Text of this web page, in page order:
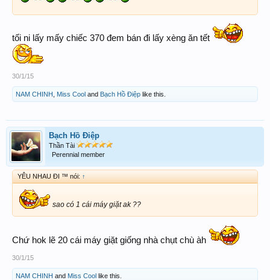
tối ni lấy mấy chiếc 370 đem bán đi lấy xèng ăn tết
30/1/15
NAM CHINH Miss Cool and Bạch Hồ Điệp like this.
Bạch Hồ Điệp
Thần Tài
Perennial member
YÊU NHAU ĐI ™ nói: ↑
sao có 1 cái máy giặt ak ??
Chứ hok lẽ 20 cái máy giặt giống nhà chụt chù àh
30/1/15
NAM CHINH and Miss Cool like this.